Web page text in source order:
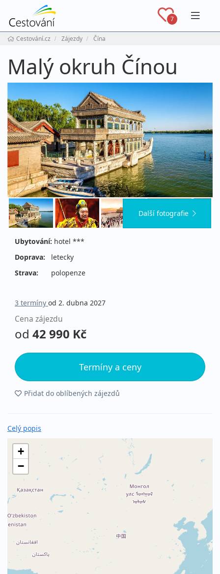
7
Cestování.cz Zájezdy Čína
Malý okruh Čínou
Další fotografie
Ubytování: hotel ***
Doprava:
letecky
Strava:
polopenze
3 termíny od 2. dubna 2027
Cena zájezdu
od 42 990 Kč
Termíny a ceny
Přidat do oblíbených zájezdů
Celý popis
+
−